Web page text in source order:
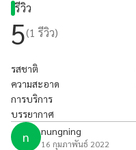
รีวิว
5(1 รีวิว)
รสชาติ
ความสะอาด
การบริการ
บรรยากาศ
n nungning
16 กุมภาพันธ์ 2022